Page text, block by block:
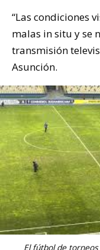
“Las condiciones
malas in situ y se
transmisión
Asunción.
El fútbol de